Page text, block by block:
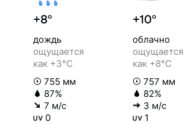
+8°
дождь
ощущается
как +3°C
755 мм
87%
7 м/с
0
+10°
облачно
ощущается
как +8°C
757 мм
82%
3 м/с
1